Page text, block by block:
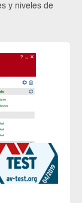
y niveles de